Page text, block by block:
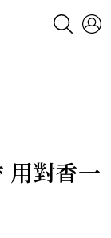
對香一